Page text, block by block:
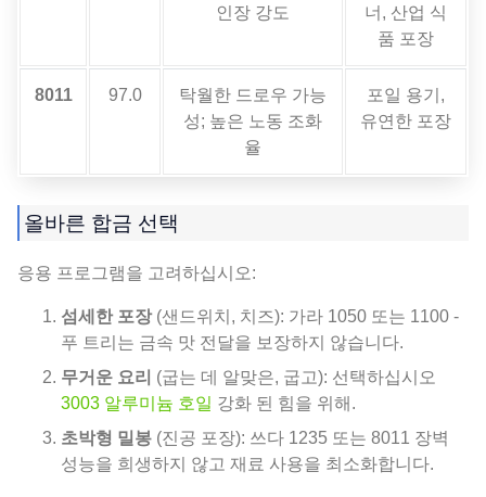
인장 강도
너, 산업 식
품 포장
8011 97.0
탁월한 드로우 가능
성; 높은 노동 조화
율
포일 용기,
유연한 포장
올바른 합금 선택
응용 프로그램을 고려하십시오:
섬세한 포장(샌드위치, 치즈): 가라 1050 또는 1100 -
푸 트리는 금속 맛 전달을 보장하지 않습니다.
무거운 요리 (굽는 데 알맞은, 굽고): 선택하십시오
3003 알루미늄 호일 강화 된 힘을 위해.
초박형 밀봉 (진공 포장): 쓰다 1235 또는 8011 장벽
성능을 희생하지 않고 재료 사용을 최소화합니다.